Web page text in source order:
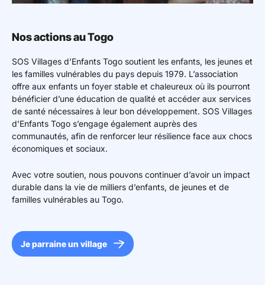
Nos actions au Togo
SOS Villages d’Enfants Togo soutient les enfants, les jeunes et
les familles vulnérables du pays depuis 1979. L’association
offre aux enfants un foyer stable et chaleureux où ils pourront
bénéficier d’une éducation de qualité et accéder aux services
de santé nécessaires à leur bon développement. SOS Villages
d’Enfants Togo s’engage également auprès des
communautés, afin de renforcer leur résilience face aux chocs
économiques et sociaux.
Avec votre soutien, nous pouvons continuer d’avoir un impact
durable dans la vie de milliers d’enfants, de jeunes et de
familles vulnérables au Togo.
Je parraine un village